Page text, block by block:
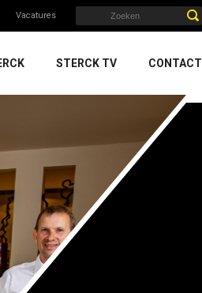
Vacatures
STERCK TV CONTACT